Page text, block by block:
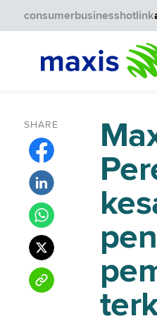
consumerbusinesshotlink
SHARE